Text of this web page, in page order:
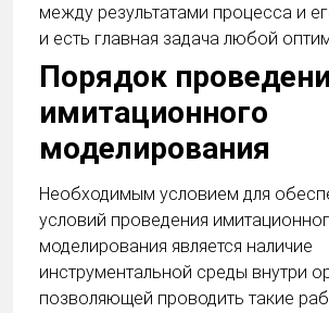
между результатами процесса и
и есть главная задача любой
Порядок
имитационного
моделирования
Необходимым условием для
условий проведения
моделирования является наличие
инструментальной среды внутри
позволяющей проводить такие